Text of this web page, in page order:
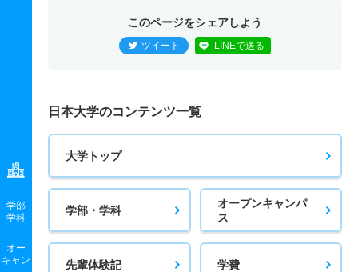
学部
学科
オー
キャン
このページをシェアしよう
ツイート LINEで送る
日本大学のコンテンツ一覧
大学トップ
学部・学科
オープンキャンパ
ス
先輩体験記 学費